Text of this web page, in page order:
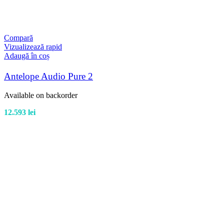
Compară
Vizualizează rapid
Adaugă în coș
Antelope Audio Pure 2
Available on backorder
12.593 lei